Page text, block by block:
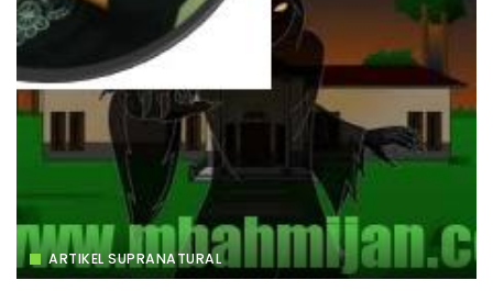
ARTIKEL SUPRANATURAL